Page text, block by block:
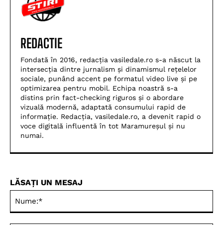
REDACTIE
Fondată în 2016, redacția vasiledale.ro s-a născut la
intersecția dintre jurnalism și dinamismul rețelelor
sociale, punând accent pe formatul video live și pe
optimizarea pentru mobil. Echipa noastră s-a
distins prin fact-checking riguros și o abordare
vizuală modernă, adaptată consumului rapid de
informație. Redacția, vasiledale.ro, a devenit rapid o
voce digitală influentă în tot Maramureșul și nu
numai.
LĂSAȚI UN MESAJ